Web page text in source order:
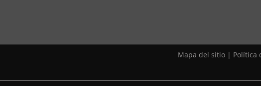
Mapa del sitio | Política